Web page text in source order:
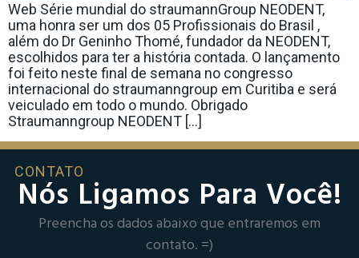
Web Série mundial do straumannGroup NEODENT,
uma honra ser um dos 05 Profissionais do Brasil ,
além do Dr Geninho Thomé, fundador da NEODENT,
escolhidos para ter a história contada. O lançamento
foi feito neste final de semana no congresso
internacional do straumanngroup em Curitiba e será
veiculado em todo o mundo. Obrigado
Straumanngroup NEODENT […]
CONTATO
Nós Ligamos Para Você!
Preencha os dados abaixo que entraremos em
contato. =)